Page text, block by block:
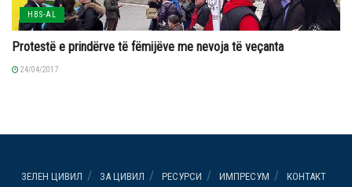
HBS-AL
Protestë e prindërve të fëmijëve me nevoja të veçanta
24/04/2017
ЗЕЛЕН ЦИВИЛ ЗА ЦИВИЛ РЕСУРСИ ИМПРЕСУМ КОНТАКТ